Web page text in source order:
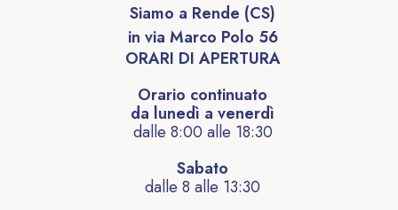
Siamo a Rende (CS)
in via Marco Polo 56
ORARI DI APERTURA
Orario continuato
da lunedì a venerdì
dalle 8:00 alle 18:30
Sabato
dalle 8 alle 13:30